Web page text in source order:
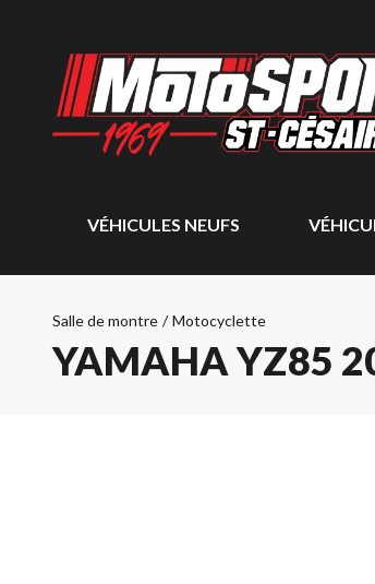
VÉHICULES NEUFS
Salle de montre / Motocyclette
YAMAHA YZ85